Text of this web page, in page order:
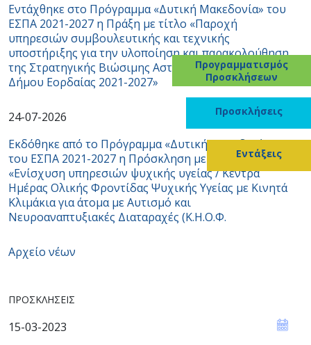
Εντάχθηκε στο Πρόγραμμα «Δυτική Μακεδονία» του
ΕΣΠΑ 2021-2027 η Πράξη με τίτλο «Παροχή
υπηρεσιών συμβουλευτικής και τεχνικής
υποστήριξης για την υλοποίηση και παρακολούθηση
της Στρατηγικής Βιώσιμης Αστικής Ανάπτυξης του
Δήμου Εορδαίας 2021-2027»
24-07-2026
Εκδόθηκε από το Πρόγραμμα «Δυτική Μακεδονία»
του ΕΣΠΑ 2021-2027 η Πρόσκληση με τίτλο
«Ενίσχυση υπηρεσιών ψυχικής υγείας / Κέντρα
Ημέρας Ολικής Φροντίδας Ψυχικής Υγείας με Κινητά
Κλιμάκια για άτομα με Αυτισμό και
Νευροαναπτυξιακές Διαταραχές (Κ.Η.Ο.Φ.
Αρχείο νέων
ΠΡΟΣΚΛΉΣΕΙΣ
15-03-2023
Προγραμματισμός
Προσκλήσεων
Προσκλήσεις
Εντάξεις